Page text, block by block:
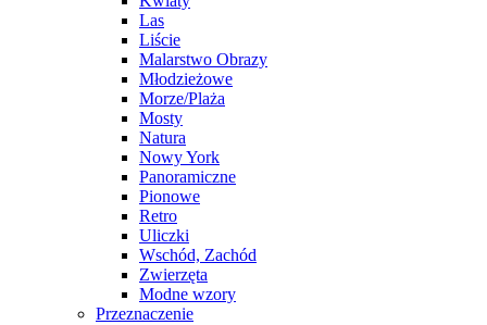
Las
Liście
Malarstwo Obrazy
Młodzieżowe
Morze/Plaża
Mosty
Natura
Nowy York
Panoramiczne
Pionowe
Retro
Uliczki
Wschód, Zachód
Zwierzęta
Modne wzory
Przeznaczenie